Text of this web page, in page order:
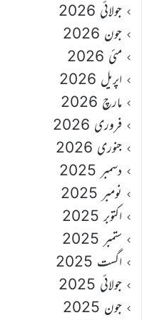
جولائی 2026
جون 2026
مئی 2026
اپریل 2026
مارچ 2026
فروری 2026
جنوری 2026
دسمبر 2025
نومبر 2025
اکتوبر 2025
ستمبر 2025
اگست 2025
جولائی 2025
جون 2025